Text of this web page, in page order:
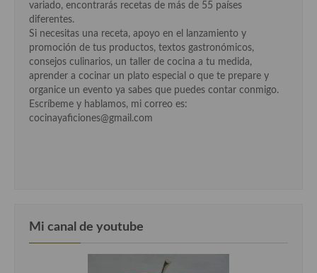
Cocina Suiza
Cocina Turca
variado, encontrarás recetas de más de 55 países
diferentes.
Si necesitas una receta, apoyo en el lanzamiento y
promoción de tus productos, textos gastronómicos,
consejos culinarios, un taller de cocina a tu medida,
aprender a cocinar un plato especial o que te prepare y
organice un evento ya sabes que puedes contar conmigo.
Escríbeme y hablamos, mi correo es:
cocinayaficiones@gmail.com
Mi canal de youtube